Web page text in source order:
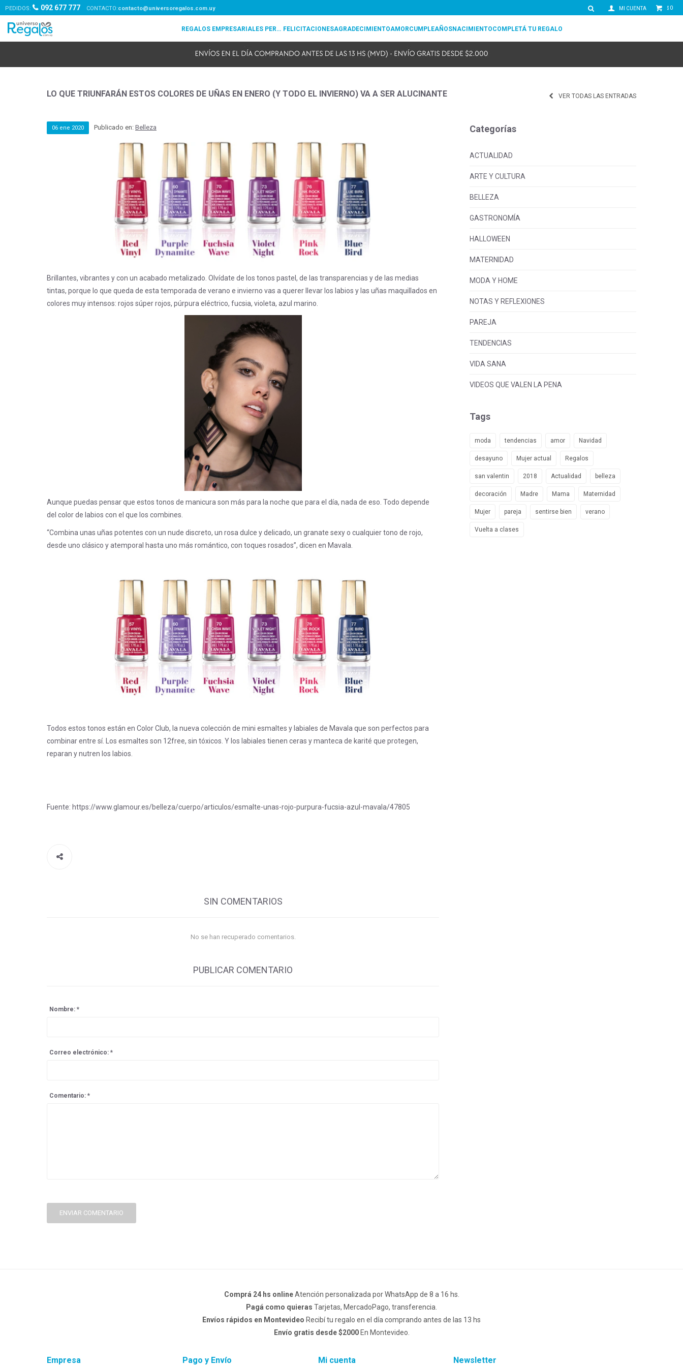
REGALOS EMPRESARIALES PERSONALIZADOS FELICITACIONESAGRADECIMIENTOAMORCUMPLEAÑOSNACIMIENTOCOMPLETÁ TU REGALO
$ 0
PEDIDOS: 092 677 777 contacto@universoregalos.com.uy
LO QUE TRIUNFARÁN ESTOS COLORES DE UÑAS EN ENERO (Y TODO EL INVIERNO) VA A SER ALUCINANTE VER TODAS LAS ENTRADAS
06 ene 2020 Publicado en: Belleza
Brillantes, vibrantes y con un acabado metalizado. Olvídate de los tonos pastel, de las transparencias y de las medias
tintas, porque lo que queda de esta temporada de verano e invierno vas a querer llevar los labios y las uñas maquillados en
colores muy intensos: rojos súper rojos, púrpura eléctrico, fucsia, violeta, azul marino.
Aunque puedas pensar que estos tonos de manicura son más para la noche que para el día, nada de eso. Todo depende
del color de labios con el que los combines.
“Combina unas uñas potentes con un nude discreto, un rosa dulce y delicado, un granate sexy o cualquier tono de rojo,
desde uno clásico y atemporal hasta uno más romántico, con toques rosados”, dicen en Mavala.
Todos estos tonos están en Color Club, la nueva colección de mini esmaltes y labiales de Mavala que son perfectos para
combinar entre sí. Los esmaltes son 12free, sin tóxicos. Y los labiales tienen ceras y manteca de karité que protegen,
reparan y nutren los labios.
Fuente: https://www.glamour.es/belleza/cuerpo/articulos/esmalte-unas-rojo-purpura-fucsia-azul-mavala/47805
SIN COMENTARIOS
No se han recuperado comentarios.
PUBLICAR COMENTARIO
Nombre: *
Correo electrónico: *
Comentario: *
ENVIAR COMENTARIO
Categorías
ACTUALIDAD
ARTE Y CULTURA
BELLEZA
GASTRONOMÍA
HALLOWEEN
MATERNIDAD
MODA Y HOME
NOTAS Y REFLEXIONES
PAREJA
TENDENCIAS
VIDA SANA
VIDEOS QUE VALEN LA PENA
Tags
moda tendencias amor Navidad
desayuno Mujer actual Regalos
san valentin 2018 Actualidad belleza
decoración Madre Mama Maternidad
Mujer pareja sentirse bien verano
Vuelta a clases
Comprá 24 hs onlineAtención personalizada por WhatsApp de 8 a 16 hs.
Pagá como quieras Tarjetas, MercadoPago, transferencia.
Envíos rápidos en Montevideo Recibí tu regalo en el día comprando antes de las 13 hs
Envío gratis desde $2000En Montevideo.
Empresa Pago y Envío Mi cuenta Newsletter